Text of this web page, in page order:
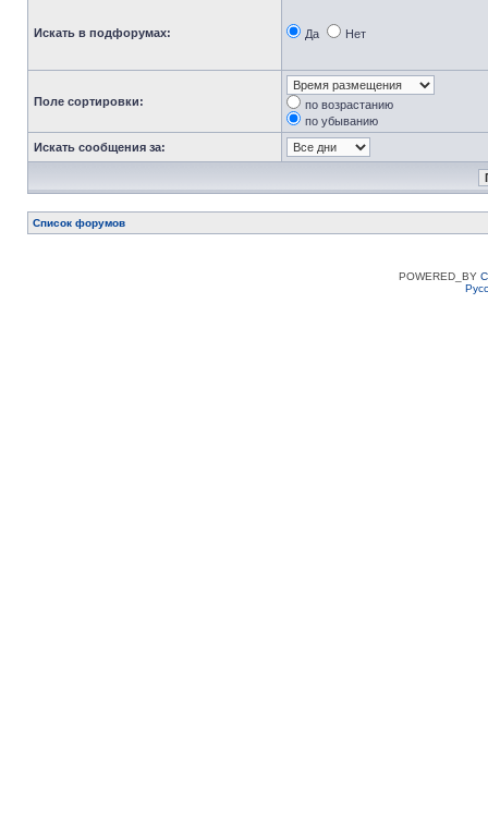
Искать в подфорумах: Да Нет
Поле сортировки:
по возрастанию
по убыванию
Искать сообщения за:
Список форумов
POWERED_BY